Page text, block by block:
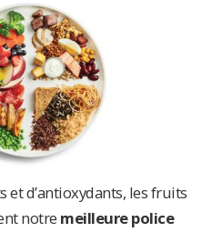
d’antioxydants, les fruits
notre meilleure police